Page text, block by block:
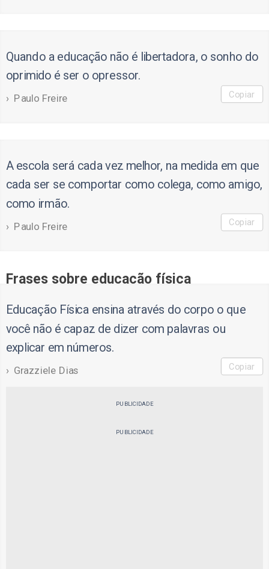
Quando a educação não é libertadora, o sonho do
oprimido é ser o opressor.
Paulo Freire Copiar
A escola será cada vez melhor, na medida em que
cada ser se comportar como colega, como amigo,
como irmão.
Paulo Freire Copiar
Frases sobre educação física
Educação Física ensina através do corpo o que
você não é capaz de dizer com palavras ou
explicar em números.
Grazziele Dias Copiar
PUBLICIDADE
PUBLICIDADE